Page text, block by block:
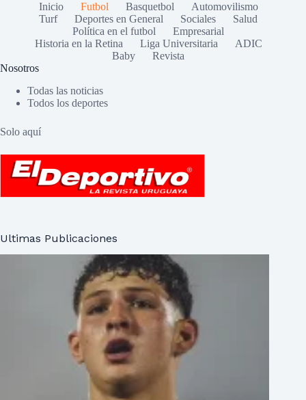
Inicio Futbol Basquetbol
Automovilismo
Turf
Deportes en General Sociales
Salud
Política en el futbol
Empresarial
Historia en la Retina
Liga Universitaria
ADIC
Baby
Revista
Nosotros
Todas las noticias
Todos los deportes
Solo aquí
Ultimas Publicaciones